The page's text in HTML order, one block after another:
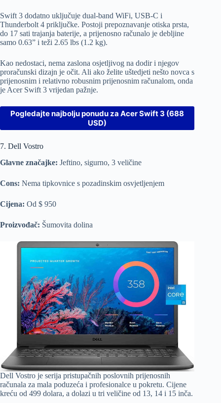
Swift 3 dodatno uključuje dual-band WiFi, USB-C i
Thunderbolt 4 priključke. Postoji prepoznavanje otiska prsta,
do 17 sati trajanja baterije, a prijenosno računalo je debljine
samo 0.63” i teži 2.65 lbs (1.2 kg).
Kao nedostaci, nema zaslona osjetljivog na dodir i njegov
proračunski dizajn je očit. Ali ako želite uštedjeti nešto novca s
prijenosnim i relativno robusnim prijenosnim računalom, onda
je Acer Swift 3 vrijedan pažnje.
Pogledajte najbolju ponudu za Acer Swift 3 (688
USD)
7. Dell Vostro
Glavne značajke: Jeftino, sigurno, 3 veličine
Cons: Nema tipkovnice s pozadinskim osvjetljenjem
Cijena: Od $ 950
Proizvođač: Šumovita dolina
Dell Vostro je serija pristupačnih poslovnih prijenosnih
računala za mala poduzeća i profesionalce u pokretu. Cijene
kreću od 499 dolara, a dolazi u tri veličine od 13, 14 i 15 inča.